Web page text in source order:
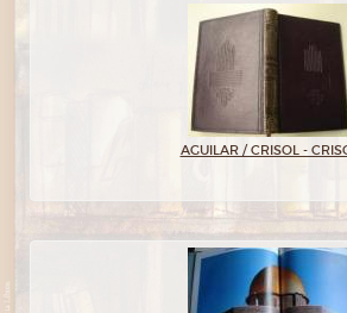
AGUILAR / CRISOL -